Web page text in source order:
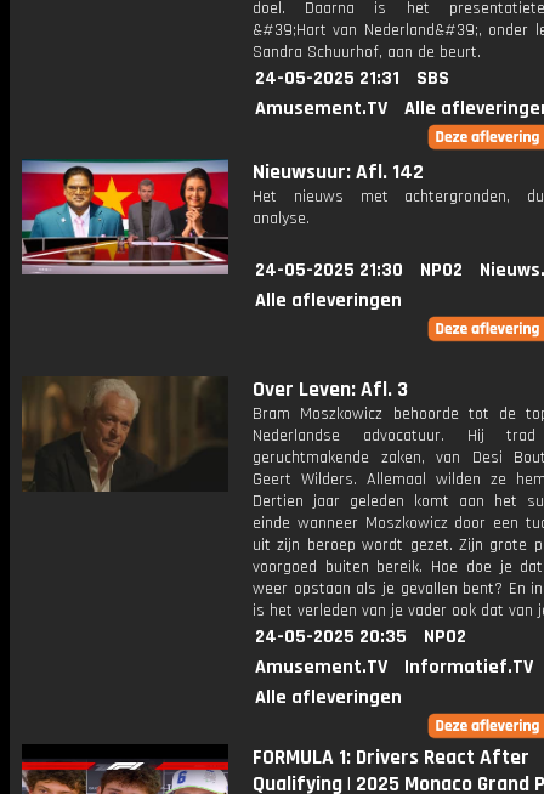
doel. Daarna is het
&#39;Hart van Nederland&#39;, onder
Sandra Schuurhof, aan de beurt.
24-05-2025 21:31
SBS
Amusement.TV
Alle
Nieuwsuur: Afl. 142
Het nieuws met achtergronden,
analyse.
24-05-2025 21:30 NPO2
Alle afleveringen
Over Leven: Afl. 3
Bram Moszkowicz behoorde tot de
Nederlandse advocatuur. Hij
geruchtmakende zaken, van Desi
Geert Wilders. Allemaal wilden ze
Dertien jaar geleden komt aan het
einde wanneer Moszkowicz door een
uit zijn beroep wordt gezet. Zijn grote
voorgoed buiten bereik. Hoe doe je
weer opstaan als je gevallen bent? En
is het verleden van je vader ook dat van
24-05-2025 20:35
NPO2
Amusement.TV
Informatief.TV
Alle afleveringen
FORMULA 1: Drivers React After
Qualifying | 2025 Monaco Grand